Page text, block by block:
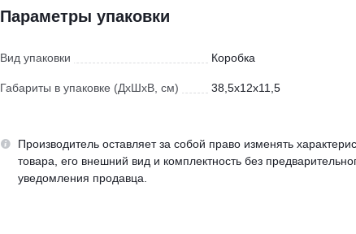
Параметры упаковки
Вид упаковки Коробка
Габариты в упаковке (ДхШхВ, см) 38,5x12x11,5
Производитель оставляет за собой право изменять
товара, его внешний вид и комплектность без
уведомления продавца.